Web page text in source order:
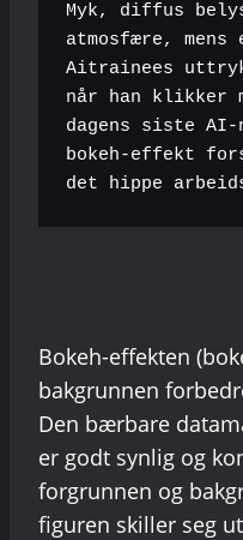
Myk, diffus
atmosfære,
Aitrainees
når han klikker
dagens siste
bokeh-effekt
det hippe
Bokeh-effekten
bakgrunnen
Den bærbare
er godt synlig og
forgrunnen og
figuren skiller seg